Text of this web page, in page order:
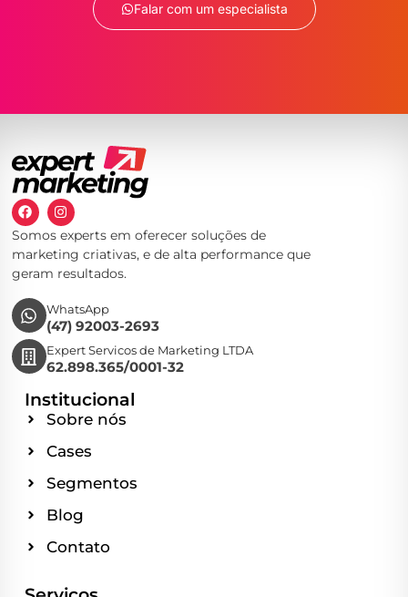
Falar com um especialista
Somos experts em oferecer soluções de
marketing criativas, e de alta performance que
geram resultados.
WhatsApp
(47) 92003-2693
Expert Servicos de Marketing LTDA
62.898.365/0001-32
Institucional
Sobre nós
Cases
Segmentos
Blog
Contato